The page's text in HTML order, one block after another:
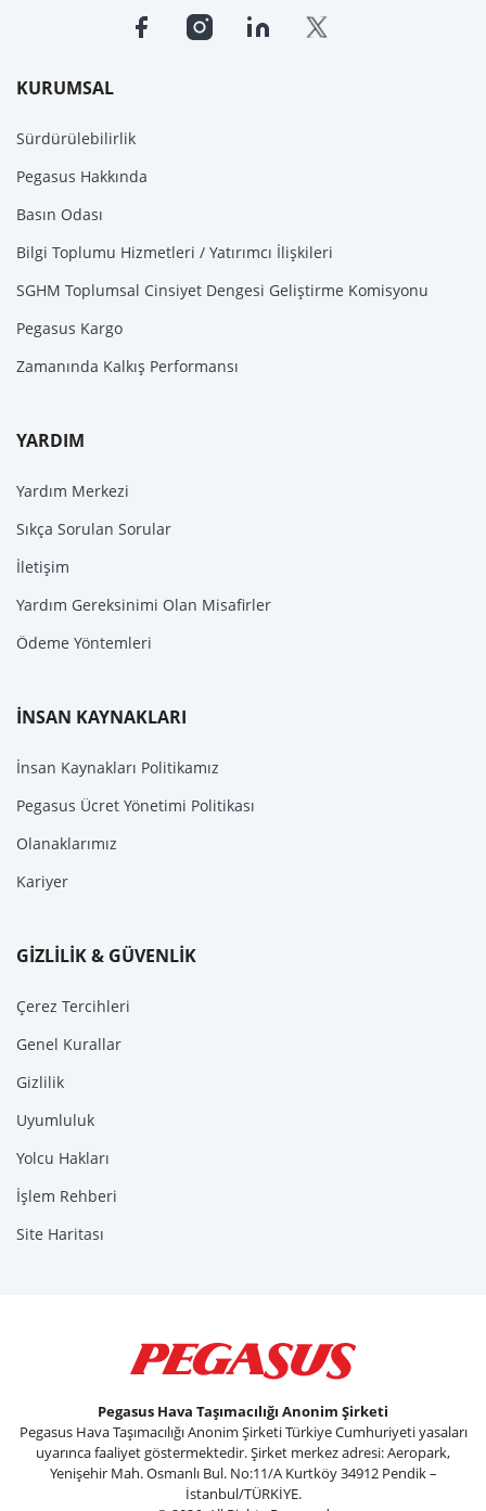
KURUMSAL
Sürdürülebilirlik
Pegasus Hakkında
Basın Odası
Bilgi Toplumu Hizmetleri / Yatırımcı İlişkileri
SGHM Toplumsal Cinsiyet Dengesi Geliştirme Komisyonu
Pegasus Kargo
Zamanında Kalkış Performansı
YARDIM
Yardım Merkezi
Sıkça Sorulan Sorular
İletişim
Yardım Gereksinimi Olan Misafirler
Ödeme Yöntemleri
İNSAN KAYNAKLARI
İnsan Kaynakları Politikamız
Pegasus Ücret Yönetimi Politikası
Olanaklarımız
Kariyer
GİZLİLİK & GÜVENLİK
Çerez Tercihleri
Genel Kurallar
Gizlilik
Uyumluluk
Yolcu Hakları
İşlem Rehberi
Site Haritası
Pegasus Hava Taşımacılığı Anonim Şirketi
Pegasus Hava Taşımacılığı Anonim Şirketi Türkiye Cumhuriyeti yasaları
uyarınca faaliyet göstermektedir. Şirket merkez adresi: Aeropark,
Yenişehir Mah. Osmanlı Bul. No:11/A Kurtköy 34912 Pendik –
İstanbul/TÜRKİYE.